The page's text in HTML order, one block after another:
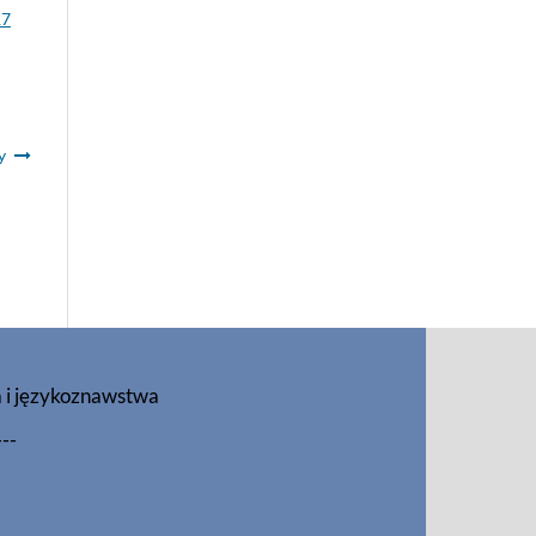
i językoznawstwa